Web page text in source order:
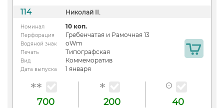
114 Николай II.
Номинал 10 коп.
Перфорация Гребенчатая и Рамочная 13
Водяной знак oWm
Печать Типографская
Вид Коммеморатив
Дата выпуска 1 января
700 200 40